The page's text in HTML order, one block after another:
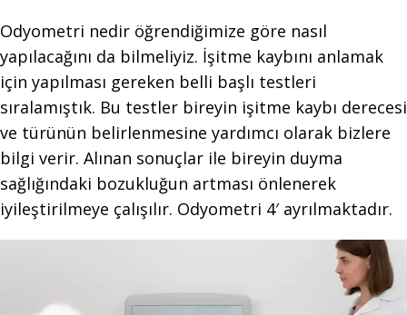
Odyometri nedir öğrendiğimize göre nasıl
yapılacağını da bilmeliyiz. İşitme kaybını anlamak
için yapılması gereken belli başlı testleri
sıralamıştık. Bu testler bireyin işitme kaybı derecesi
ve türünün belirlenmesine yardımcı olarak bizlere
bilgi verir. Alınan sonuçlar ile bireyin duyma
sağlığındaki bozukluğun artması önlenerek
iyileştirilmeye çalışılır. Odyometri 4′ ayrılmaktadır.